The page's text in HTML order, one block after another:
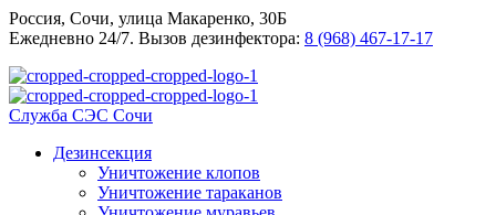
Россия, Сочи, улица Макаренко, 30Б
Ежедневно 24/7. Вызов дезинфектора: 8 (968) 467-17-17
Служба СЭС Сочи
Дезинсекция
Уничтожение клопов
Уничтожение тараканов